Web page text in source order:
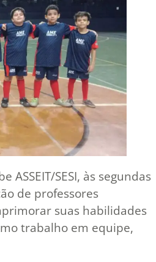
SESI, às segundas
de professores
suas habilidades
trabalho em equipe,